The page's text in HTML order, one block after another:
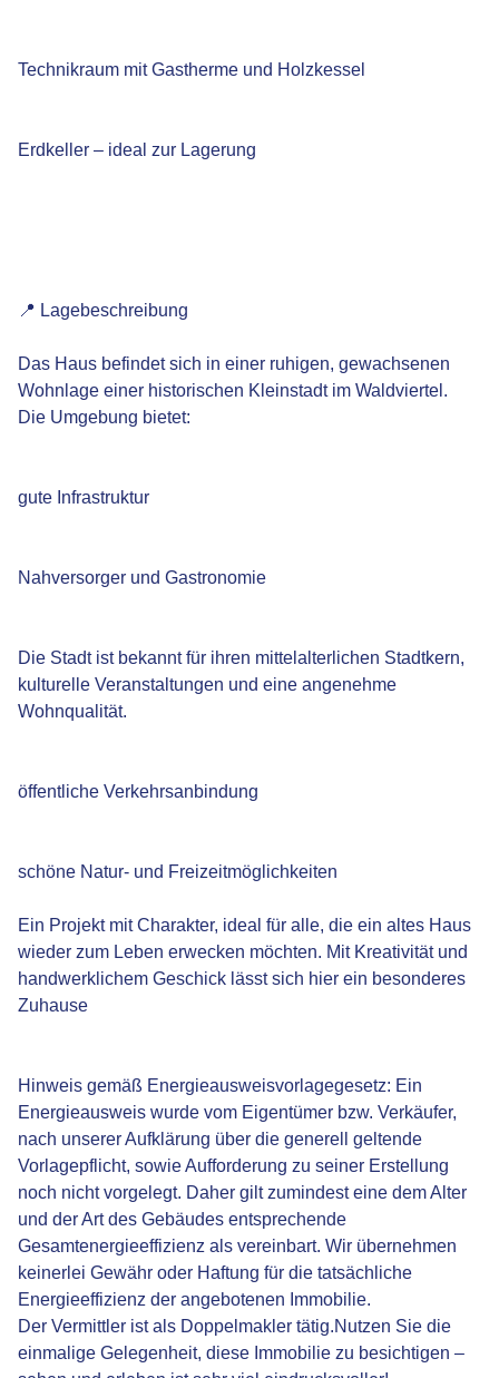
Technikraum mit Gastherme und Holzkessel
Erdkeller – ideal zur Lagerung
📍 Lagebeschreibung
Das Haus befindet sich in einer ruhigen, gewachsenen
Wohnlage einer historischen Kleinstadt im Waldviertel.
Die Umgebung bietet:
gute Infrastruktur
Nahversorger und Gastronomie
Die Stadt ist bekannt für ihren mittelalterlichen Stadtkern,
kulturelle Veranstaltungen und eine angenehme
Wohnqualität.
öffentliche Verkehrsanbindung
schöne Natur- und Freizeitmöglichkeiten
Ein Projekt mit Charakter, ideal für alle, die ein altes Haus
wieder zum Leben erwecken möchten. Mit Kreativität und
handwerklichem Geschick lässt sich hier ein besonderes
Zuhause
Hinweis gemäß Energieausweisvorlagegesetz: Ein
Energieausweis wurde vom Eigentümer bzw. Verkäufer,
nach unserer Aufklärung über die generell geltende
Vorlagepflicht, sowie Aufforderung zu seiner Erstellung
noch nicht vorgelegt. Daher gilt zumindest eine dem Alter
und der Art des Gebäudes entsprechende
Gesamtenergieeffizienz als vereinbart. Wir übernehmen
keinerlei Gewähr oder Haftung für die tatsächliche
Energieeffizienz der angebotenen Immobilie.
Der Vermittler ist als Doppelmakler tätig.Nutzen Sie die
einmalige Gelegenheit, diese Immobilie zu besichtigen –